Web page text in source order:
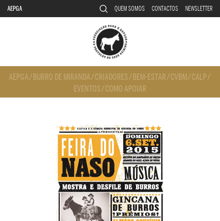
AEPGA QUEM SOMOS CONTACTOS NEWSLETTER
AEPGA/ BURRO DE MIRANDA/CRIADORES/ BEM-ESTAR/CVBM/CALP/
EVENTOS/COMO APOIAR